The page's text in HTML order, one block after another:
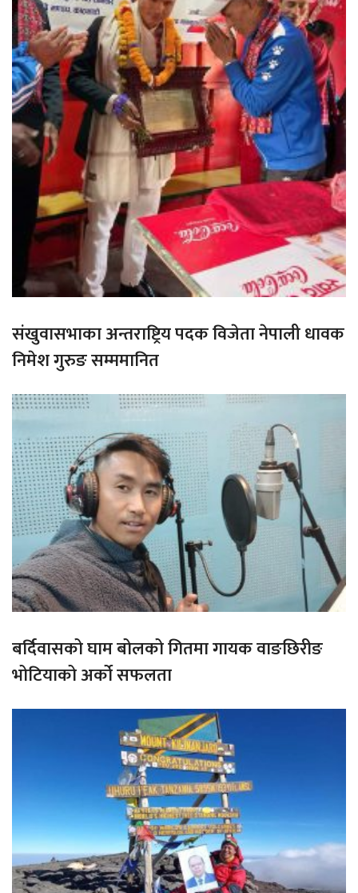
संखुवासभाका अन्तराष्ट्रिय पदक विजेता नेपाली धावक
निमेश गुरुङ सम्ममानित
बर्दिवासको घाम बोलको गितमा गायक वाङछिरीङ
भोटियाको अर्को सफलता